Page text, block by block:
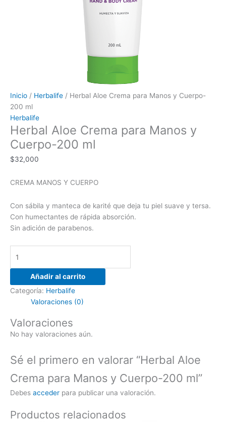
Inicio / Herbalife / Herbal Aloe Crema para Manos y Cuerpo-
200 ml
Herbalife
Herbal Aloe Crema para Manos y
Cuerpo-200 ml
$32,000
CREMA MANOS Y CUERPO
Con sábila y manteca de karité que deja tu piel suave y tersa.
Con humectantes de rápida absorción.
Sin adición de parabenos.
Añadir al carrito
Categoría: Herbalife
Valoraciones (0)
Valoraciones
No hay valoraciones aún.
Sé el primero en valorar “Herbal Aloe
Crema para Manos y Cuerpo-200 ml”
Debes acceder para publicar una valoración.
Productos relacionados